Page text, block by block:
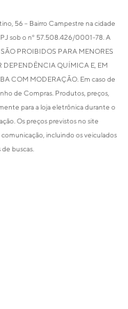
56 – Bairro Campestre na cidade
sob o nº 57.508.426/0001-78. A
PROIBIDOS PARA MENORES
DEPENDÊNCIA QUÍMICA E, EM
COM MODERAÇÃO. Em caso de
de Compras. Produtos, preços,
para a loja eletrônica durante o
Os preços previstos no site
incluindo os veiculados
buscas.